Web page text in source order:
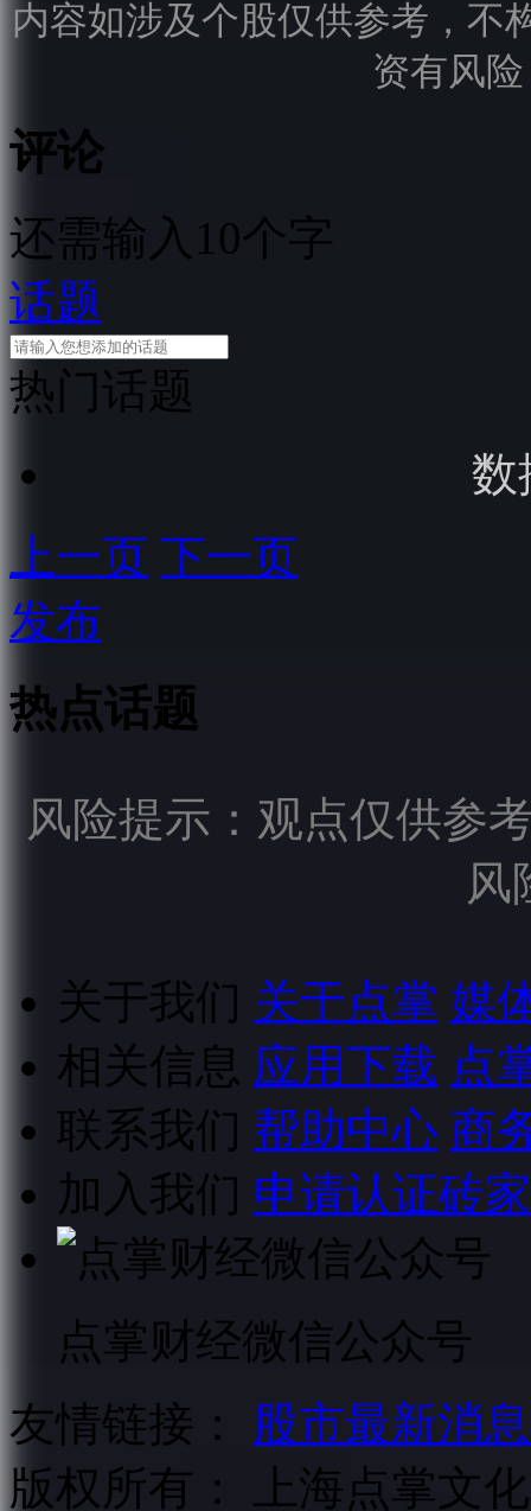
内容如涉及个股仅供参考，不
资有风
评论
还需输入10个字
话题
热门话题
数
上一页 下一页
发布
热点话题
风险提示：观点仅供参
风
关于我们 关于点掌 媒
相关信息 应用下载 点
联系我们 帮助中心 商
加入我们 申请认证砖家
点掌财经微信公众号
友情链接：
股市最新消息
版权所有：
上海点掌文